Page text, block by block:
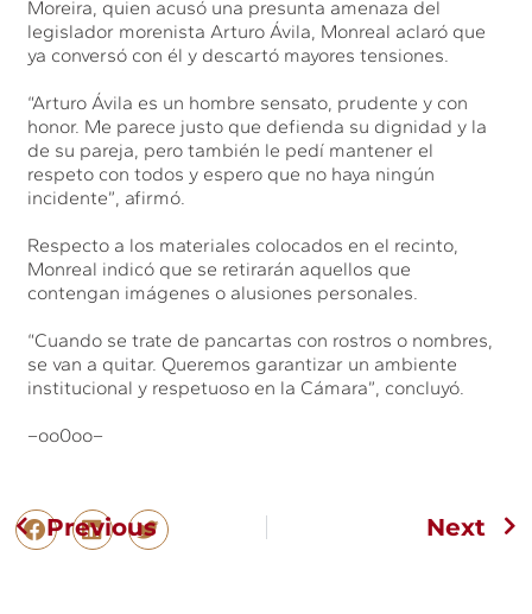
Moreira, quien acusó una presunta amenaza del
legislador morenista Arturo Ávila, Monreal aclaró que
ya conversó con él y descartó mayores tensiones.
“Arturo Ávila es un hombre sensato, prudente y con
honor. Me parece justo que defienda su dignidad y la
de su pareja, pero también le pedí mantener el
respeto con todos y espero que no haya ningún
incidente”, afirmó.
Respecto a los materiales colocados en el recinto,
Monreal indicó que se retirarán aquellos que
contengan imágenes o alusiones personales.
“Cuando se trate de pancartas con rostros o nombres,
se van a quitar. Queremos garantizar un ambiente
institucional y respetuoso en la Cámara”, concluyó.
–oo0oo–
Previous Next